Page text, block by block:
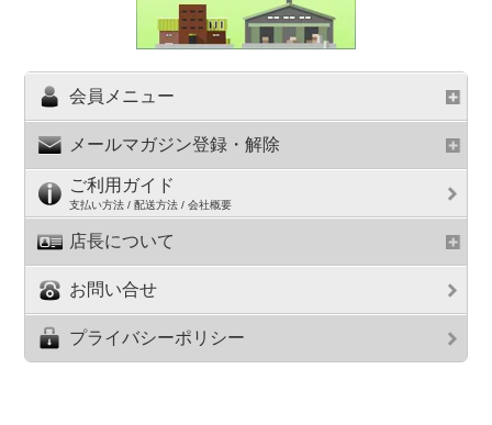
会員メニュー
メールマガジン登録・解除
ご利用ガイド
支払い方法 / 配送方法 / 会社概要
店長について
お問い合せ
プライバシーポリシー